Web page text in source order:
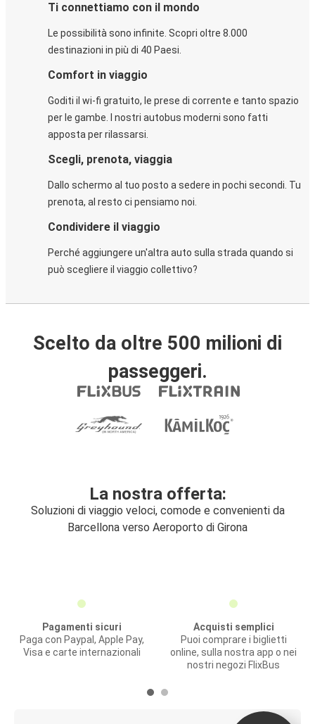
Ti connettiamo con il mondo
Le possibilità sono infinite. Scopri oltre 8.000
destinazioni in più di 40 Paesi.
Comfort in viaggio
Goditi il wi-fi gratuito, le prese di corrente e tanto spazio
per le gambe. I nostri autobus moderni sono fatti
apposta per rilassarsi.
Scegli, prenota, viaggia
Dallo schermo al tuo posto a sedere in pochi secondi. Tu
prenota, al resto ci pensiamo noi.
Condividere il viaggio
Perché aggiungere un'altra auto sulla strada quando si
può scegliere il viaggio collettivo?
Scelto da oltre 500 milioni di
passeggeri.
La nostra offerta:
Soluzioni di viaggio veloci, comode e convenienti da
Barcellona verso Aeroporto di Girona
Pagamenti sicuri
Paga con Paypal, Apple Pay,
Visa e carte internazionali
Acquisti semplici
Puoi comprare i biglietti
online, sulla nostra app o nei
nostri negozi FlixBus